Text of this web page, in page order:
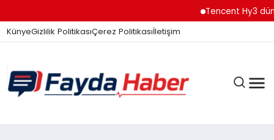
Tencent Hy3
KünyeGizlilik PolitikasıÇerez Politikasıİletişim